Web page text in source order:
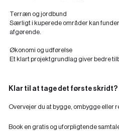
Terræn og jordbund
Særligt i kuperede områder kan
afgørende.
Økonomi og udførelse
Et klart projektgrundlag giver bedre
Klar til at tage det første skridt?
Overvejer du at bygge, ombygge eller
Book en gratis og uforpligtende